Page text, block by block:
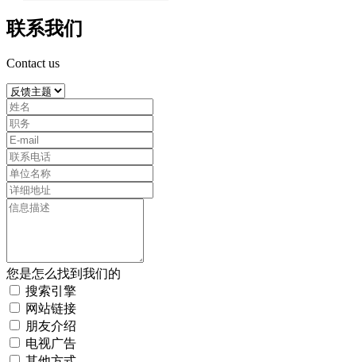
联系我们
Contact us
您是怎么找到我们的
搜索引擎
网站链接
朋友介绍
电视广告